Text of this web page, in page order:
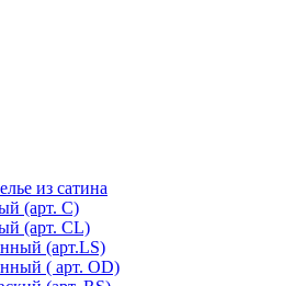
из сатина
(арт. С)
(арт. СL)
(арт.LS)
( арт. OD)